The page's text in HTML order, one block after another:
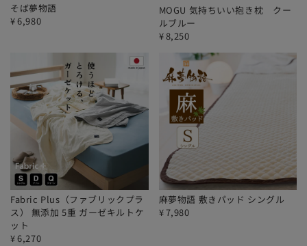
そば夢物語
¥6,980
MOGU 気持ちいい抱き枕 クー
ルブルー
¥8,250
Fabric Plus（ファブリックプラ
ス） 無添加 5重 ガーゼキルトケ
ット
¥6,270
麻夢物語 敷きパッド シングル
¥ 7,980